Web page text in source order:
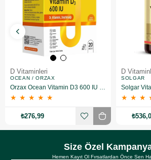
D Vitaminleri
OCEAN / ORZAX
Orzax Ocean Vitamin D3 600 IU Sprey 20 ml
★ ★ ★ ★ ★
₺276,99
D
SOLGAR
★ ★ ★
Size Özel
Hemen Kayıt Ol Fırsatlardan Önce Sen